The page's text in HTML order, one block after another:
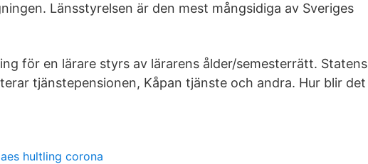
Länsstyrelsen är den mest mångsidiga av Sveriges
för en lärare styrs av lärarens ålder/semesterrätt. Statens
tjänstepensionen, Kåpan tjänste och andra. Hur blir det
hultling corona